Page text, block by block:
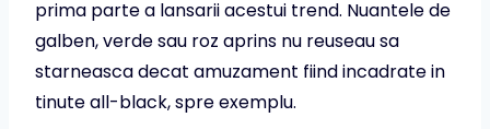
prima parte a lansarii acestui trend. Nuantele de
galben, verde sau roz aprins nu reuseau sa
starneasca decat amuzament fiind incadrate in
tinute all-black, spre exemplu.